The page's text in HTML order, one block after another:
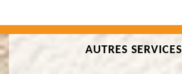
AUTRES SERVICES